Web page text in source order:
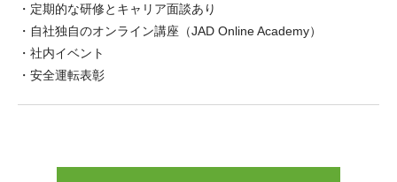
・定期的な研修とキャリア面談あり
・自社独自のオンライン講座（JAD Online Academy）
・社内イベント
・安全運転表彰